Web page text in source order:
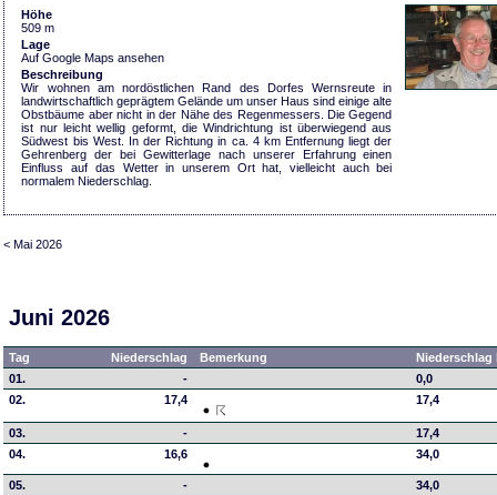
Höhe
509 m
Lage
Auf Google Maps ansehen
Beschreibung
Wir wohnen am nordöstlichen Rand des Dorfes Wernsreute in
landwirtschaftlich geprägtem Gelände um unser Haus sind einige alte
Obstbäume aber nicht in der Nähe des Regenmessers. Die Gegend
ist nur leicht wellig geformt, die Windrichtung ist überwiegend aus
Südwest bis West. In der Richtung in ca. 4 km Entfernung liegt der
Gehrenberg der bei Gewitterlage nach unserer Erfahrung einen
Einfluss auf das Wetter in unserem Ort hat, vielleicht auch bei
normalem Niederschlag.
< Mai 2026
Juni 2026
Tag Niederschlag Bemerkung
01.
-
0,0
02.
17,4 17,4
03. -
17,4
04.
16,6 34,0
05. -
34,0